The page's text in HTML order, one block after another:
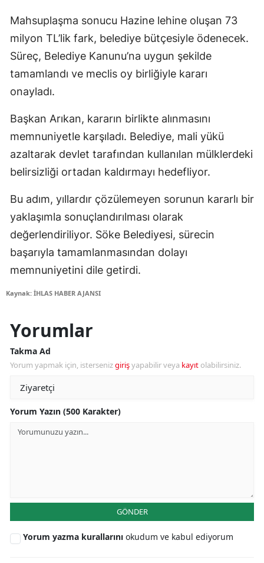
Mahsuplaşma sonucu Hazine lehine oluşan 73
milyon TL’lik fark, belediye bütçesiyle ödenecek.
Süreç, Belediye Kanunu’na uygun şekilde
tamamlandı ve meclis oy birliğiyle kararı
onayladı.
Başkan Arıkan, kararın birlikte alınmasını
memnuniyetle karşıladı. Belediye, mali yükü
azaltarak devlet tarafından kullanılan mülklerdeki
belirsizliği ortadan kaldırmayı hedefliyor.
Bu adım, yıllardır çözülemeyen sorunun kararlı bir
yaklaşımla sonuçlandırılması olarak
değerlendiriliyor. Söke Belediyesi, sürecin
başarıyla tamamlanmasından dolayı
memnuniyetini dile getirdi.
Kaynak: İHLAS HABER AJANSI
Yorumlar
Takma Ad
Yorum yapmak için, istersenizgirişyapabilir veya kayıt olabilirsiniz.
Yorum Yazın (500 Karakter)
GÖNDER
Yorum yazma kurallarını okudum ve kabul ediyorum